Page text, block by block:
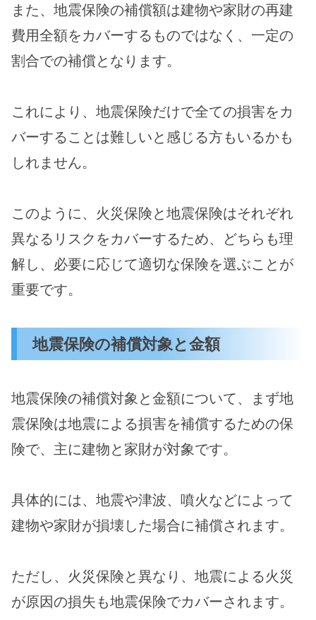
また、地震保険の補償額は建物や家財の再建
費用全額をカバーするものではなく、一定の
割合での補償となります。
これにより、地震保険だけで全ての損害をカ
バーすることは難しいと感じる方もいるかも
しれません。
このように、火災保険と地震保険はそれぞれ
異なるリスクをカバーするため、どちらも理
解し、必要に応じて適切な保険を選ぶことが
重要です。
地震保険の補償対象と金額
地震保険の補償対象と金額について、まず地
震保険は地震による損害を補償するための保
険で、主に建物と家財が対象です。
具体的には、地震や津波、噴火などによって
建物や家財が損壊した場合に補償されます。
ただし、火災保険と異なり、地震による火災
が原因の損失も地震保険でカバーされます。